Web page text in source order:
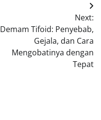
Next:
Demam Tifoid: Penyebab,
Gejala, dan Cara
Mengobatinya dengan
Tepat